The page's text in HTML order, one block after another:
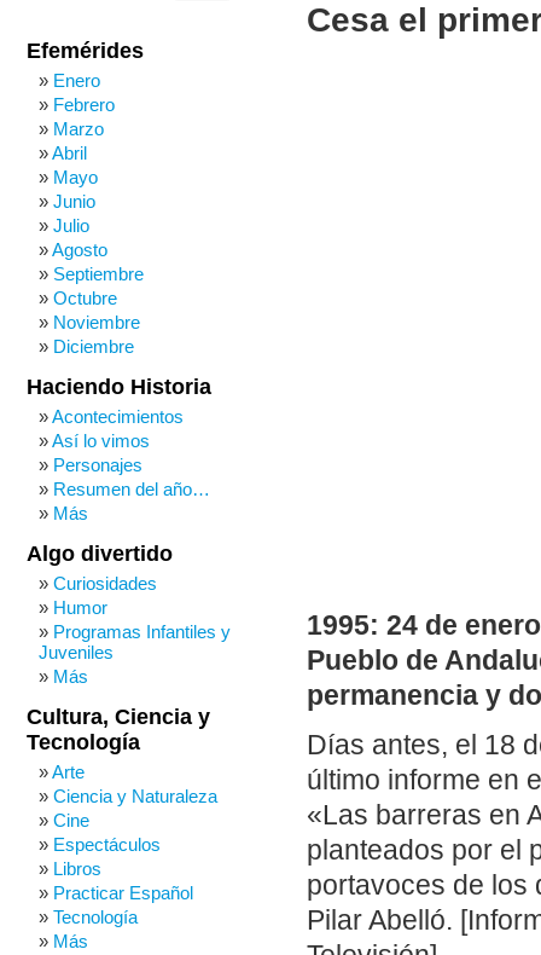
Cesa el
1995: 24 de
Pueblo de
permanencia y
Días antes, el 18
último informe en
«Las barreras en
planteados por el
portavoces de los
Pilar Abelló.
Efemérides
Enero
Febrero
Marzo
Abril
Mayo
Junio
Julio
Agosto
Septiembre
Octubre
Noviembre
Diciembre
Haciendo Historia
Acontecimientos
Así lo vimos
Personajes
Resumen del año…
Más
Algo divertido
Curiosidades
Humor
Programas Infantiles y
Juveniles
Más
Cultura, Ciencia y
Tecnología
Arte
Ciencia y Naturaleza
Cine
Espectáculos
Libros
Practicar Español
Tecnología
Más